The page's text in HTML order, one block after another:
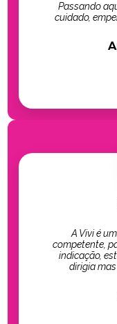
Passando
cuidado,
A Vivi é
competente,
indicação,
dirigia